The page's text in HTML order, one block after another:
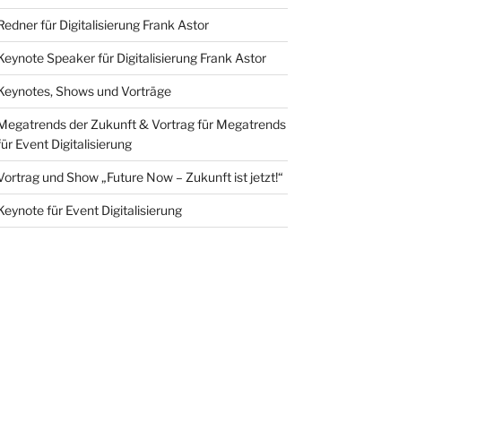
für Digitalisierung Frank Astor
Speaker für Digitalisierung Frank Astor
Shows und Vorträge
der Zukunft & Vortrag für Megatrends
Event Digitalisierung
und Show „Future Now – Zukunft ist jetzt!“
für Event Digitalisierung